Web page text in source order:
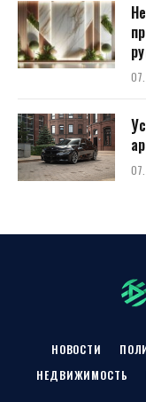
НОВОСТИ
НЕДВИЖИМОСТЬ